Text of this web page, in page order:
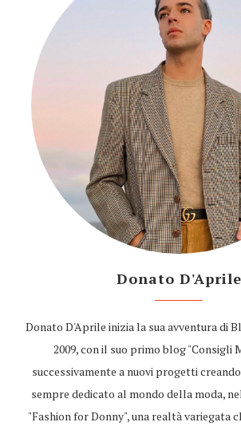
Donato D'Aprile
Donato D'Aprile inizia la sua avventura di
2009, con il suo primo blog "Consigli
successivamente a nuovi progetti
sempre dedicato al mondo della moda,
"Fashion for Donny", una realtà variegata